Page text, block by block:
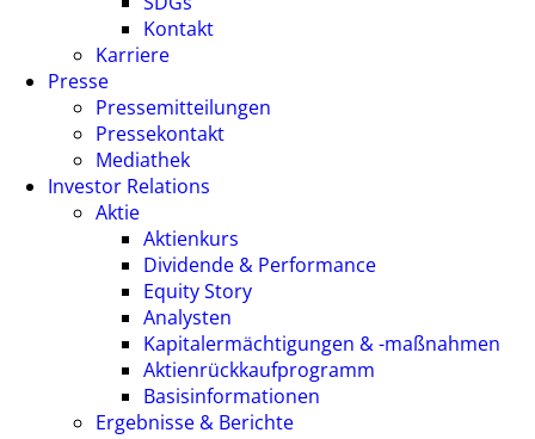
Kontakt
Karriere
Presse
Pressemitteilungen
Pressekontakt
Mediathek
Investor Relations
Aktie
Aktienkurs
Dividende & Performance
Equity Story
Analysten
Kapitalermächtigungen & -maßnahmen
Aktienrückkaufprogramm
Basisinformationen
Ergebnisse & Berichte